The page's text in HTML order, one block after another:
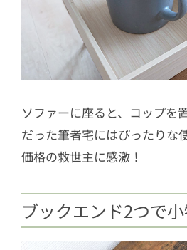
ソファーに座ると、コップを
だった筆者宅にはぴったりな
価格の救世主に感激！
ブックエンド2つで